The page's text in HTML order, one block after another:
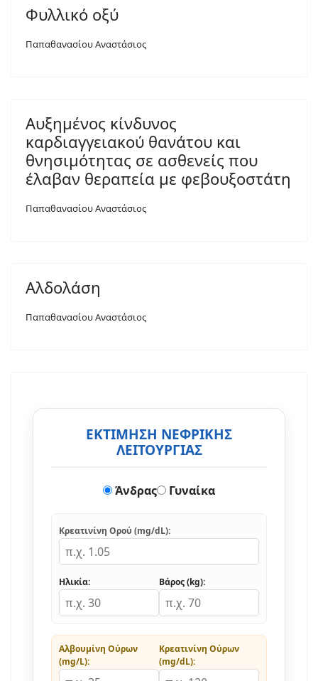
Φυλλικό οξύ
Παπαθανασίου Αναστάσιος
Αυξημένος κίνδυνος
καρδιαγγειακού θανάτου και
θνησιμότητας σε ασθενείς που
έλαβαν θεραπεία με φεβουξοστάτη
Παπαθανασίου Αναστάσιος
Αλδολάση
Παπαθανασίου Αναστάσιος
ΕΚΤΙΜΗΣΗ ΝΕΦΡΙΚΗΣ
ΛΕΙΤΟΥΡΓΙΑΣ
Άνδρας Γυναίκα
Κρεατινίνη Ορού (mg/dL):
Ηλικία: Βάρος (kg):
Αλβουμίνη Ούρων
(mg/L):
Κρεατινίνη Ούρων
(mg/dL):